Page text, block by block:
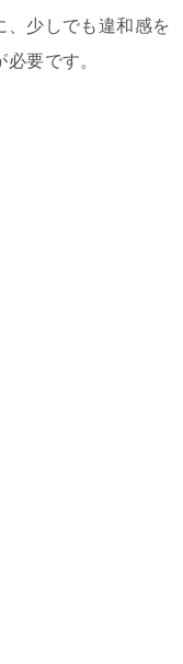
、少しでも違和感を
要です。